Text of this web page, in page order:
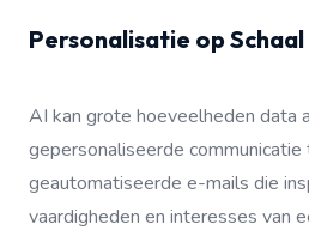
Personalisatie op Schaal
AI kan grote hoeveelheden data
gepersonaliseerde communicatie
geautomatiseerde e-mails die
vaardigheden en interesses van